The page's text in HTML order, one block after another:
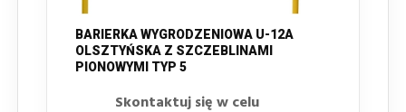
BARIERKA WYGRODZENIOWA U-12A
OLSZTYŃSKA Z SZCZEBLINAMI
PIONOWYMI TYP 5
Skontaktuj się w celu